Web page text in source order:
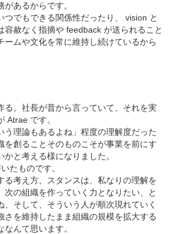
あるからです。
つでもできる関係性だったり、 vision と
容赦なく指摘や feedback が送られること
ームや文化を常に維持し続けているから
る。社長が昔から言っていて、それを実
Atrae です。
う理論もあるよね」程度の理解度だった
を創ることそのものこそが事業を前にす
と考える様になりました。
たものです。
る考え方、スタンスは、私なりの理解を
次の組織を作っていく力となりたい、と
、そして、そういう人が順次現れていく
さを維持したまま組織の規模を拡大する
んて思います。